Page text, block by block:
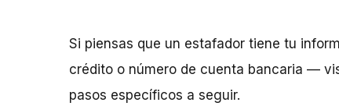
Si piensas que un estafador tiene tu
crédito o número de cuenta bancaria —
pasos específicos a seguir.